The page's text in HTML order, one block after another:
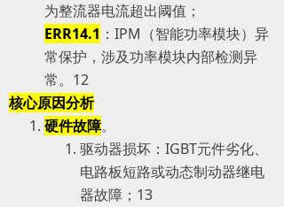
为整流器电流超出阈值；
ERR14.1 ：IPM（智能功率模块）异
常保护，涉及功率模块内部检测异
常。‌‌1‌‌2
核心原因分析
硬件故障。
驱动器损坏：IGBT元件劣化、
电路板短路或动态制动器继电
器故障；‌‌1‌‌3